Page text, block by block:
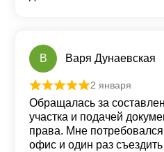
В Варя Дунаевская
Оценка из 5
2 января
Обращалась за
участка и подачей
права. Мне
офис и один раз съездить